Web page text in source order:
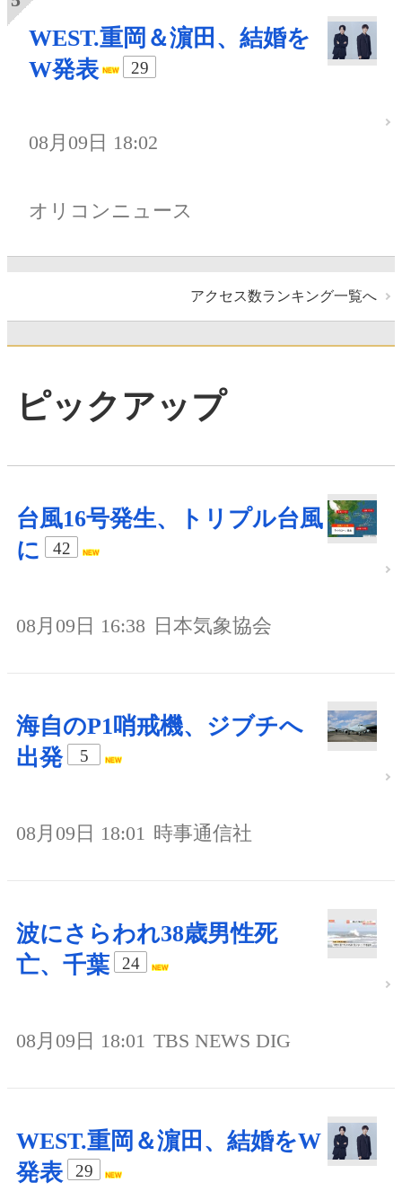
WEST.重岡＆濵田、結婚を
W発表
29
08月09日 18:02
オリコンニュース
アクセス数ランキング一覧へ
ピックアップ
台風16号発生、トリプル台風
に
42
08月09日 16:38 日本気象協会
海自のP1哨戒機、ジブチへ
出発
5
08月09日 18:01 時事通信社
波にさらわれ38歳男性死
亡、千葉
24
08月09日 18:01 TBS NEWS DIG
WEST.重岡＆濵田、結婚をW
発表
29